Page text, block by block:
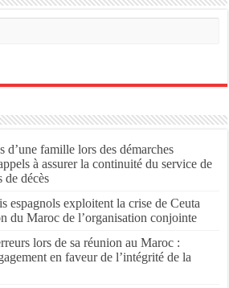
famille lors des démarches
à assurer la continuité du service de
de décès
espagnols exploitent la crise de Ceuta
du Maroc de l’organisation conjointe
lors de sa réunion au Maroc :
en faveur de l’intégrité de la